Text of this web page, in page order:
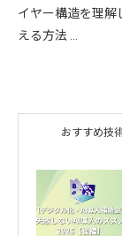
イヤー構造を理解
える方法 …
おすすめ技